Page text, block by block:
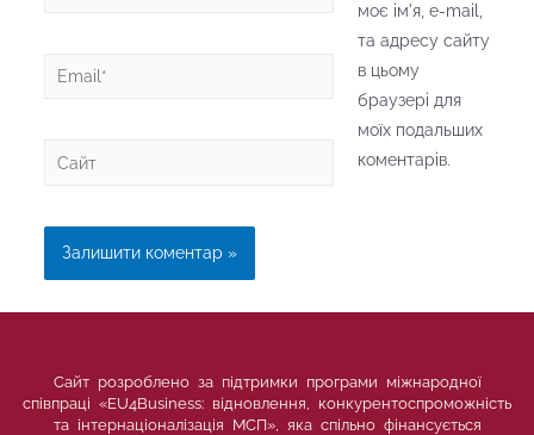
Email*
Сайт
моє ім'я, e-mail,
та адресу сайту
в цьому
браузері для
моїх подальших
коментарів.
Сайт розроблено за підтримки програми міжнародної
співпраці «EU4Business: відновлення, конкурентоспроможність
та інтернаціоналізація МСП», яка спільно фінансується